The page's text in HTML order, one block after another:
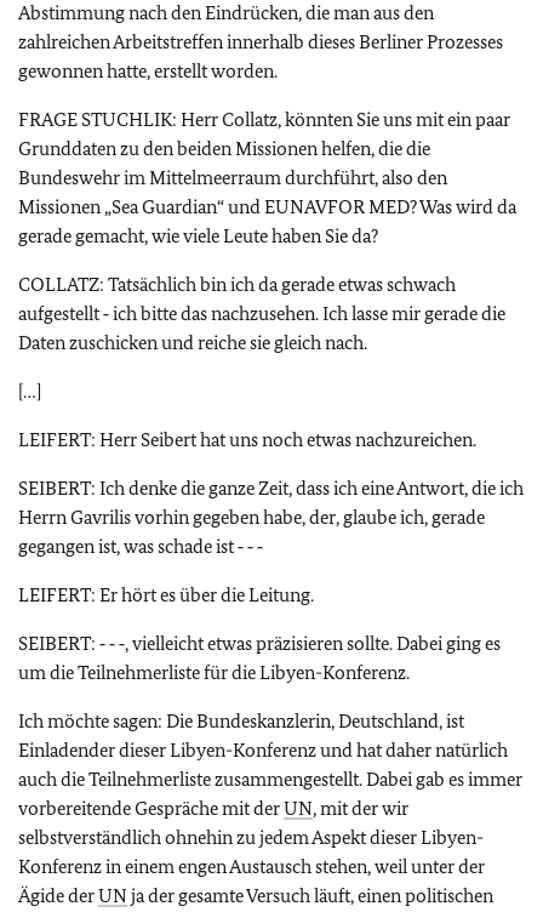
Abstimmung nach den Eindrücken, die man aus den
zahlreichen Arbeitstreffen innerhalb dieses Berliner Prozesses
gewonnen hatte, erstellt worden.
FRAGE STUCHLIK: Herr Collatz, könnten Sie uns mit ein paar
Grunddaten zu den beiden Missionen helfen, die die
Bundeswehr im Mittelmeerraum durchführt, also den
Missionen „Sea Guardian“ und EUNAVFOR MED? Was wird da
gerade gemacht, wie viele Leute haben Sie da?
COLLATZ: Tatsächlich bin ich da gerade etwas schwach
aufgestellt ‑ ich bitte das nachzusehen. Ich lasse mir gerade die
Daten zuschicken und reiche sie gleich nach.
[…]
LEIFERT: Herr Seibert hat uns noch etwas nachzureichen.
SEIBERT: Ich denke die ganze Zeit, dass ich eine Antwort, die ich
Herrn Gavrilis vorhin gegeben habe, der, glaube ich, gerade
gegangen ist, was schade ist ‑ ‑ ‑
LEIFERT: Er hört es über die Leitung.
SEIBERT: ‑ ‑ ‑, vielleicht etwas präzisieren sollte. Dabei ging es
um die Teilnehmerliste für die Libyen-Konferenz.
Ich möchte sagen: Die Bundeskanzlerin, Deutschland, ist
Einladender dieser Libyen-Konferenz und hat daher natürlich
auch die Teilnehmerliste zusammengestellt. Dabei gab es immer
vorbereitende Gespräche mit derUN, mit der wir
selbstverständlich ohnehin zu jedem Aspekt dieser Libyen-
Konferenz in einem engen Austausch stehen, weil unter der
Ägide derUNja der gesamte Versuch läuft, einen politischen